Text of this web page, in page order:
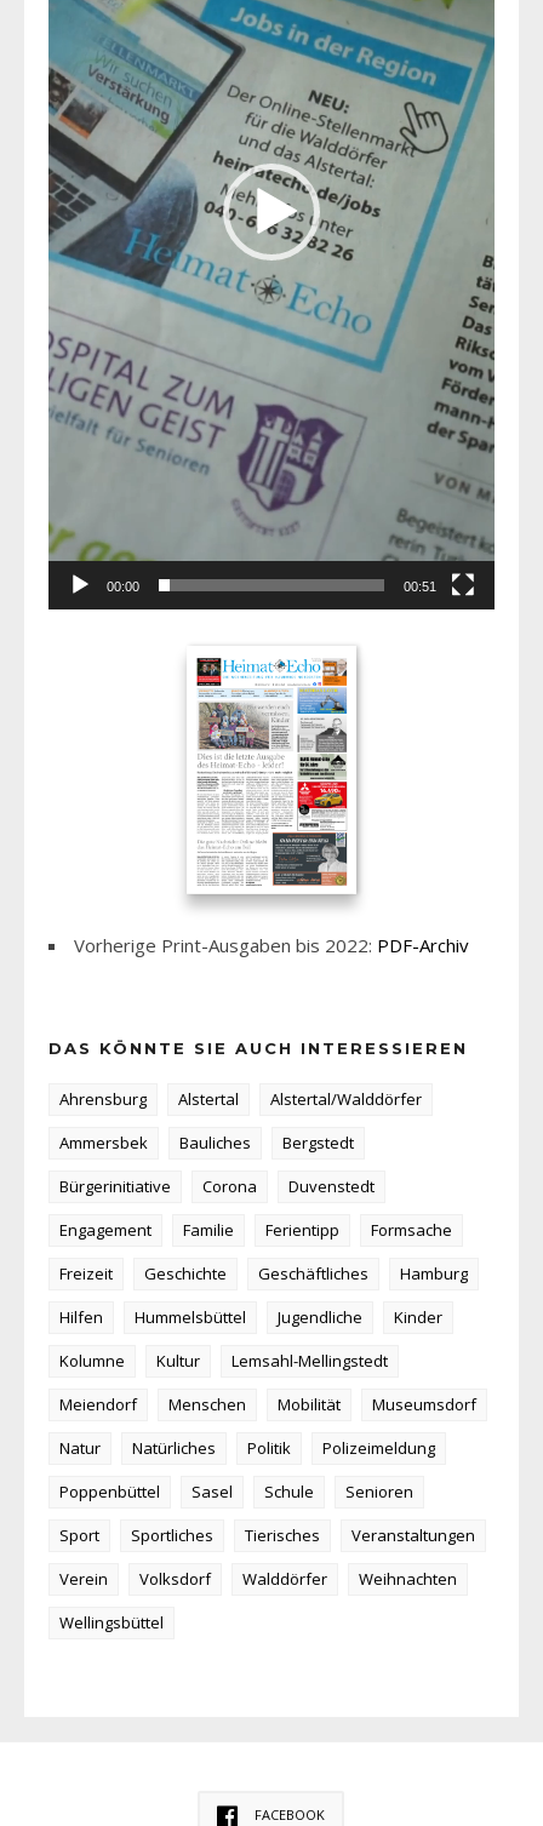
00:00 00:51
Vorherige Print-Ausgaben bis 2022: PDF-Archiv
DAS KÖNNTE SIE AUCH INTERESSIEREN
Ahrensburg Alstertal
Alstertal/Walddörfer
Ammersbek
Bauliches
Bergstedt
Bürgerinitiative
Corona
Duvenstedt
Engagement
Familie Ferientipp
Formsache
Freizeit
Geschichte Geschäftliches
Hamburg
Hilfen
Hummelsbüttel Jugendliche
Kinder
Kolumne
Kultur
Lemsahl-Mellingstedt
Meiendorf
Menschen Mobilität
Museumsdorf
Natur
Natürliches Politik
Polizeimeldung
Poppenbüttel
Sasel Schule
Senioren
Sport
Sportliches Tierisches
Veranstaltungen
Verein
Volksdorf Walddörfer
Weihnachten
Wellingsbüttel
FACEBOOK